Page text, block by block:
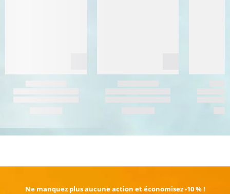
Ne manquez plus aucune action et économisez -10 % !